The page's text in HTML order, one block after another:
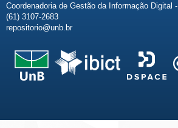
Coordenadoria de Gestão da Informação Digital
(61) 3107-2683
repositorio@unb.br